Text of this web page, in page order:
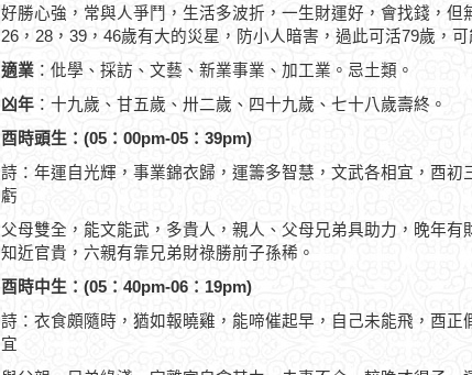
好勝心強，常與人爭鬥，生活多波折，一生財運好，會找錢，但
26，28，39，46歲有大的災星，防小人暗害，過此可活79歲，
適業 ：仳學、採訪、文藝、新業事業、加工業。忌土類。
凶年 ：十九歲、甘五歲、卅二歲、四十九歲、七十八歲壽終。
酉時頭生：(05：00pm-05：39pm)
詩：年運自光輝，事業錦衣歸，運籌多智慧，文武各相宜，酉
虧
父母雙全，能文能武，多貴人，親人、父母兄弟具助力，晚年
知近官貴，六親有靠兄弟財祿勝前子孫稀。
酉時中生：(05：40pm-06：19pm)
詩：衣食頗隨時，猶如報曉雞，能啼催起早，自己未能飛，酉
宜